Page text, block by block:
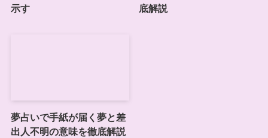
示す
底解説
夢占いで手紙が届く夢と差
出人不明の意味を徹底解説